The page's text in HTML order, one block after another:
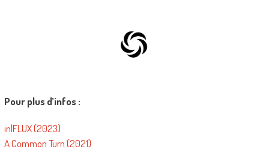
Pour plus d’infos :
in|FLUX (2023)
A Common Turn (2021)